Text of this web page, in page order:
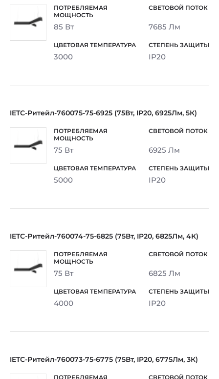
85 Вт 7685 Лм
3000 IP20
IETC-Ритейл-760075-75-6925 (75Вт, IP20, 6925Лм, 5К)
75 Вт 6925 Лм
5000 IP20
IETC-Ритейл-760074-75-6825 (75Вт, IP20, 6825Лм, 4К)
75 Вт 6825 Лм
4000 IP20
IETC-Ритейл-760073-75-6775 (75Вт, IP20, 6775Лм, 3К)